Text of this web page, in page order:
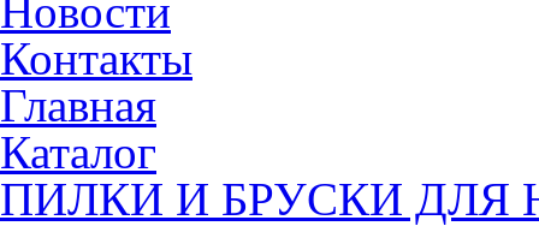
Новости
Контакты
Главная
Каталог
ПИЛКИ И БРУСКИ ДЛЯ